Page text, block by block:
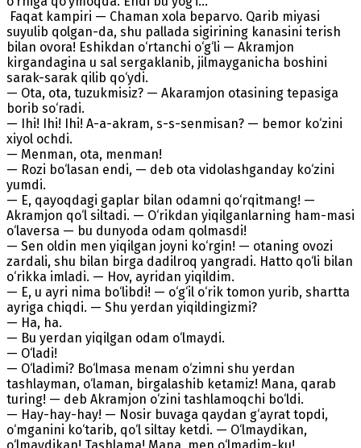
Faqat kampiri — Chaman xola beparvo. Qarib miyasi
suyulib qolgan-da, shu pallada sigirining kanasini terish
bilan ovora! Eshikdan o‘rtanchi o‘g‘li — Akramjon
kirgandagina u sal sergaklanib, jilmayganicha boshini
sarak-sarak qilib qo‘ydi.
— Ota, ota, tuzukmisiz? — Akaramjon otasining tepasiga
borib so‘radi.
— Ihi! Ihi! Ihi! A-a-akram, s-s-senmisan? — bemor ko‘zini
xiyol ochdi.
— Menman, ota, menman!
— Rozi bo‘lasan endi, — deb ota vidolashganday ko‘zini
yumdi.
— E, qayoqdagi gaplar bilan odamni qo‘rqitmang! —
Akramjon qo‘l siltadi. — O‘rikdan yiqilganlarning ham-masi
o‘laversa — bu dunyoda odam qolmasdi!
— Sen oldin men yiqilgan joyni ko‘rgin! — otaning ovozi
zardali, shu bilan birga dadilroq yangradi. Hatto qo‘li bilan
o‘rikka imladi. — Hov, ayridan yiqildim.
— E, u ayri nima bo‘libdi! — o‘g‘il o‘rik tomon yurib, shartta
ayriga chiqdi. — Shu yerdan yiqildingizmi?
— Ha, ha.
— Bu yerdan yiqilgan odam o‘lmaydi.
— O‘ladi!
— O‘ladimi? Bo‘lmasa menam o‘zimni shu yerdan
tashlayman, o‘laman, birgalashib ketamiz! Mana, qarab
turing! — deb Akramjon o‘zini tashlamoqchi bo‘ldi.
— Hay-hay-hay! — Nosir buvaga qaydan g‘ayrat topdi,
o‘mganini ko‘tarib, qo‘l siltay ketdi. — O‘lmaydikan,
o‘lmaydikan! Tashlama! Mana, men o‘lmadim-ku!